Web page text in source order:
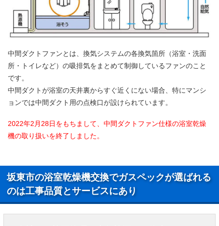
中間ダクトファンとは、換気システムの各換気箇所（浴室・洗面
所・トイレなど）の吸排気をまとめて制御しているファンのこと
です。
中間ダクトが浴室の天井裏からすぐ近くにない場合、特にマンシ
ョンでは中間ダクト用の点検口が設けられています。
2022年2月28日をもちまして、中間ダクトファン仕様の浴室乾燥
機の取り扱いを終了しました。
坂東市の浴室乾燥機交換でガスペックが選ばれる
のは工事品質とサービスにあり